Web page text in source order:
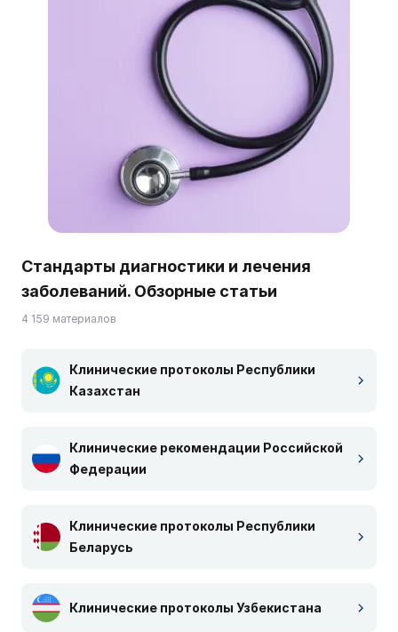
Стандарты диагностики и лечения
заболеваний. Обзорные статьи
4 159 материалов
Клинические протоколы Республики
Казахстан
Клинические рекомендации Российской
Федерации
Клинические протоколы Республики
Беларусь
Клинические протоколы Узбекистана